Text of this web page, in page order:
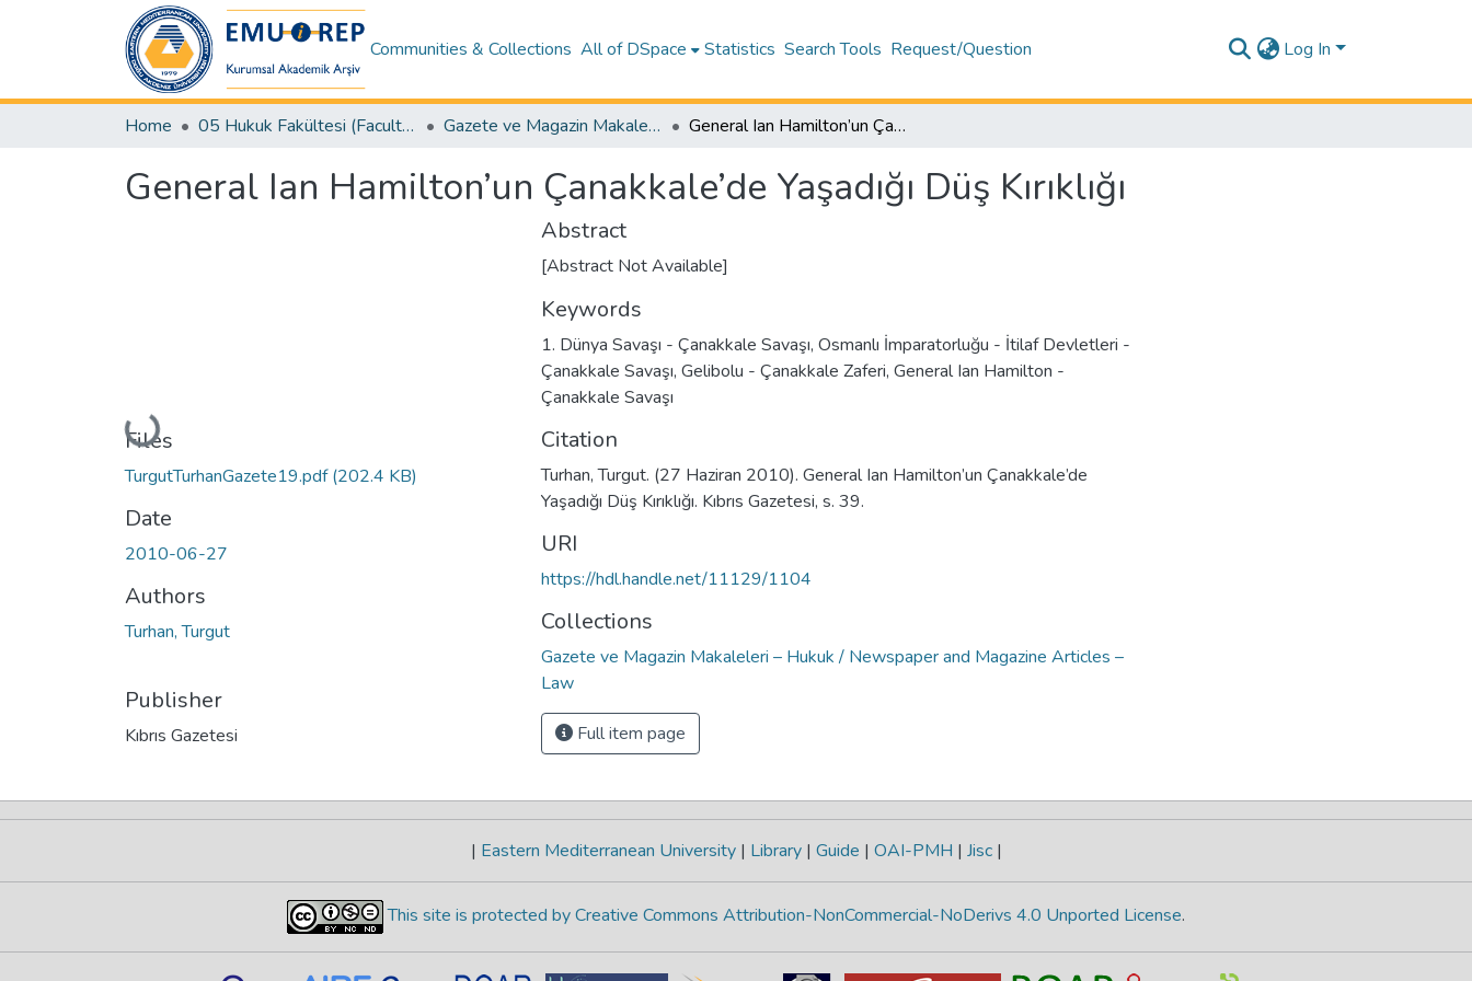
Communities & Collections All of DSpace Statistics Search Tools Request/Question Log In
Home 05 Hukuk Fakültesi (Faculty of Law) Gazete ve Magazin Makaleleri – Hukuk / Newspaper and Magazine Articles – Law General Ian Hamilton’un Çanakkale’de Yaşadığı Düş Kırıklığı
General Ian Hamilton’un Çanakkale’de Yaşadığı Düş Kırıklığı
Loading...
Files
TurgutTurhanGazete19.pdf(202.4 KB)
Date
2010-06-27
Authors
Turhan, Turgut
Publisher
Kıbrıs Gazetesi
Abstract
[Abstract Not Available]
Keywords
1. Dünya Savaşı - Çanakkale Savaşı, Osmanlı İmparatorluğu - İtilaf Devletleri -
Çanakkale Savaşı, Gelibolu - Çanakkale Zaferi, General Ian Hamilton -
Çanakkale Savaşı
Citation
Turhan, Turgut. (27 Haziran 2010). General Ian Hamilton’un Çanakkale’de
Yaşadığı Düş Kırıklığı. Kıbrıs Gazetesi, s. 39.
URI
https://hdl.handle.net/11129/1104
Collections
Gazete ve Magazin Makaleleri – Hukuk / Newspaper and Magazine Articles –
Law
Full item page
| Eastern Mediterranean University | Library | Guide | OAI-PMH | Jisc |
This site is protected by Creative Commons Attribution-NonCommercial-NoDerivs 4.0 Unported License.